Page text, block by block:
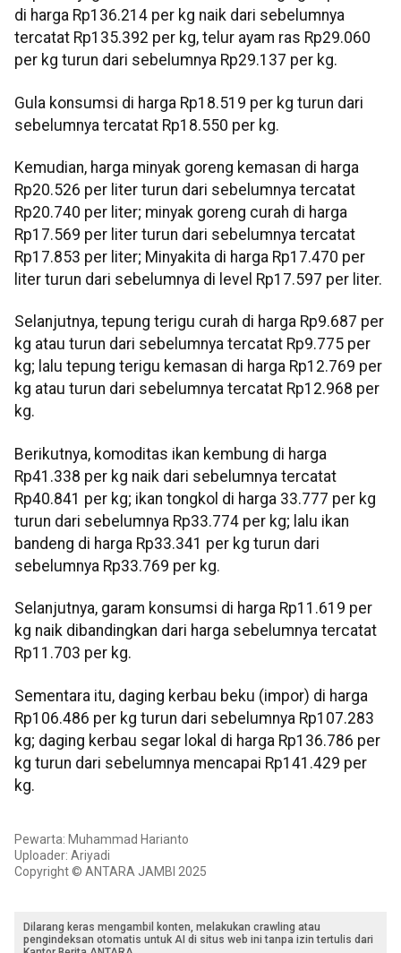
di harga Rp136.214 per kg naik dari sebelumnya
tercatat Rp135.392 per kg, telur ayam ras Rp29.060
per kg turun dari sebelumnya Rp29.137 per kg.
Gula konsumsi di harga Rp18.519 per kg turun dari
sebelumnya tercatat Rp18.550 per kg.
Kemudian, harga minyak goreng kemasan di harga
Rp20.526 per liter turun dari sebelumnya tercatat
Rp20.740 per liter; minyak goreng curah di harga
Rp17.569 per liter turun dari sebelumnya tercatat
Rp17.853 per liter; Minyakita di harga Rp17.470 per
liter turun dari sebelumnya di level Rp17.597 per liter.
Selanjutnya, tepung terigu curah di harga Rp9.687 per
kg atau turun dari sebelumnya tercatat Rp9.775 per
kg; lalu tepung terigu kemasan di harga Rp12.769 per
kg atau turun dari sebelumnya tercatat Rp12.968 per
kg.
Berikutnya, komoditas ikan kembung di harga
Rp41.338 per kg naik dari sebelumnya tercatat
Rp40.841 per kg; ikan tongkol di harga 33.777 per kg
turun dari sebelumnya Rp33.774 per kg; lalu ikan
bandeng di harga Rp33.341 per kg turun dari
sebelumnya Rp33.769 per kg.
Selanjutnya, garam konsumsi di harga Rp11.619 per
kg naik dibandingkan dari harga sebelumnya tercatat
Rp11.703 per kg.
Sementara itu, daging kerbau beku (impor) di harga
Rp106.486 per kg turun dari sebelumnya Rp107.283
kg; daging kerbau segar lokal di harga Rp136.786 per
kg turun dari sebelumnya mencapai Rp141.429 per
kg.
Pewarta: Muhammad Harianto
Uploader: Ariyadi
Copyright © ANTARA JAMBI 2025
Dilarang keras mengambil konten, melakukan crawling atau
pengindeksan otomatis untuk AI di situs web ini tanpa izin tertulis dari